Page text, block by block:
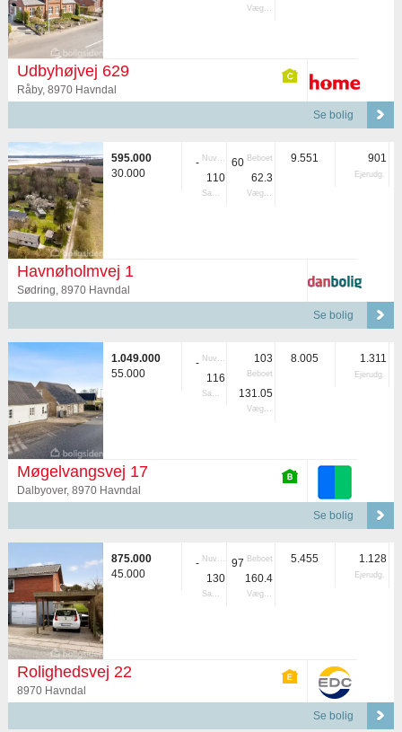
Vægtet
Udbyhøjvej 629
Råby, 8970 Havndal
Se bolig
595.000
30.000
- Nuvær.
110
Samlet
60 Beboet
62.3
Vægtet
9.551 901
Ejerudg.
Havnøholmvej 1
Sødring, 8970 Havndal
Se bolig
1.049.000
55.000
- Nuvær.
116
Samlet
103
Beboet
131.05
Vægtet
8.005 1.311
Ejerudg.
Møgelvangsvej 17
Dalbyover, 8970 Havndal
Se bolig
875.000
45.000
- Nuvær.
130
Samlet
97 Beboet
160.4
Vægtet
5.455 1.128
Ejerudg.
Rolighedsvej 22
8970 Havndal
Se bolig